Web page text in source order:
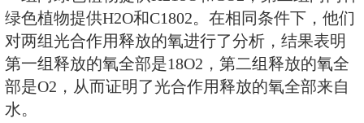
从二氧化碳到淀粉的各主要反应步
氧化碳的转化途径，卡尔文因此于
诺贝尔化学奖。
美国科学家鲁宾和卡门为了研究光